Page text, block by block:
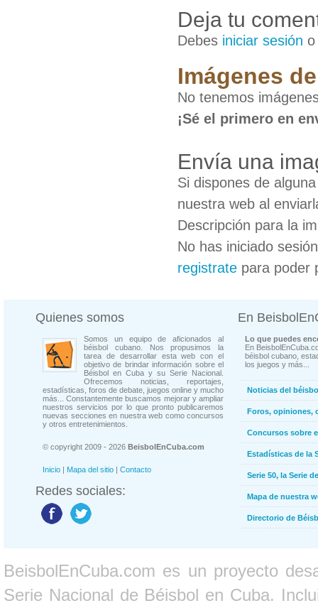
Deja tu
Debes iniciar sesión
Imágenes
No tenemos
¡Sé el primero en
Envía una
Si dispones de
nuestra web al
Descripción para la
No has iniciado
registrate para poder
Quienes somos
Somos un equipo de aficionados al
béisbol cubano. Nos propusimos la
tarea de desarrollar esta web con el
objetivo de brindar información sobre el
Béisbol en Cuba y su Serie Nacional.
Ofrecemos noticias, reportajes,
estadísticas, foros de debate, juegos online y mucho
más... Constantemente buscamos mejorar y ampliar
nuestros servicios por lo que pronto publicaremos
nuevas secciones en nuestra web como concursos
y otros entretenimientos.
© copyright 2009 - 2026 BeisbolEnCuba.com
Inicio | Mapa del sitio | Contacto
Redes sociales:
En
Lo que puedes
En
béisbol cubano,
los juegos y más...
Noticias del
Foros, opiniones,
Concursos sobre
Estadísticas de la
Serie 50, la Serie
Mapa de nuestra
Directorio de
BeisbolEnCuba.com es un proyecto
Serie Nacional de Béisbol en Cuba.